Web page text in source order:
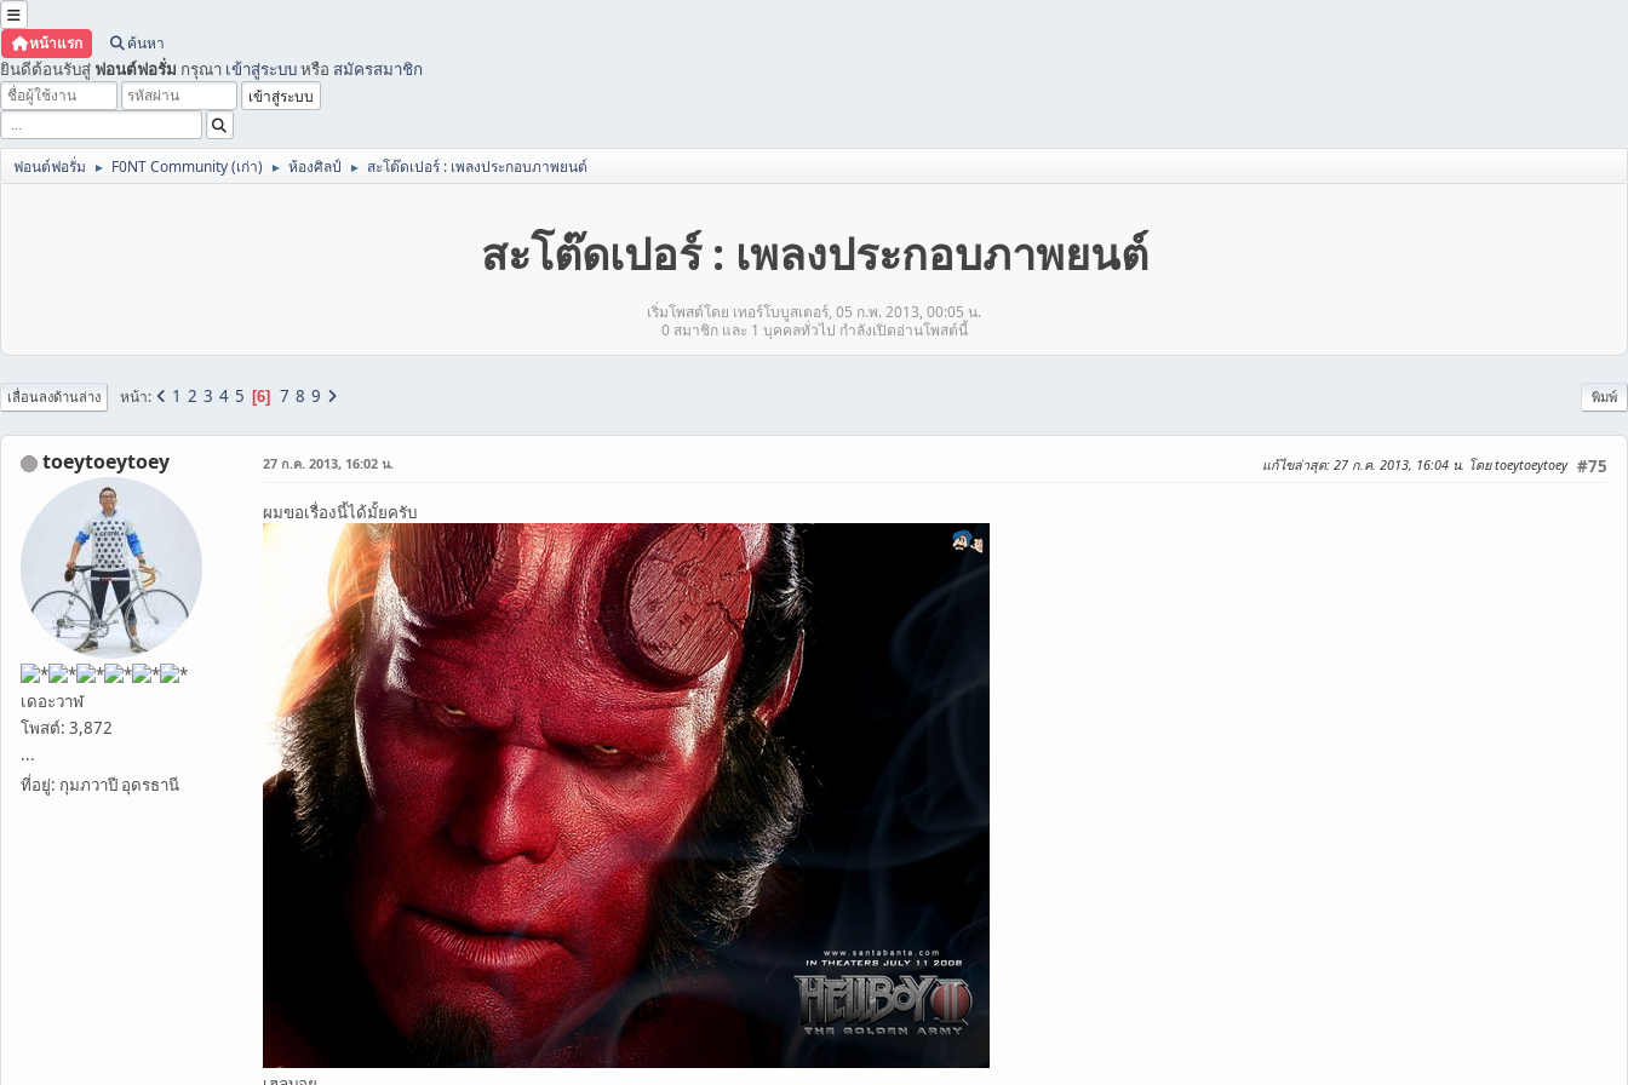
หน้าแรก ค้นหา
ยินดีต้อนรับสู่ ฟอนต์ฟอรั่ม กรุณา เข้าสู่ระบบหรือ สมัครสมาชิก
ฟอนต์ฟอรั่ม ► F0NT Community (เก่า) ► ห้องศิลป์ ► สะโต๊ดเปอร์ : เพลงประกอบภาพยนต์
สะโต๊ดเปอร์ : เพลงประกอบภาพยนต์
เริ่มโพสต์โดย เทอร์โบบูสเตอร์, 05 ก.พ. 2013, 00:05 น.
0 สมาชิก และ 1 บุคคลทั่วไป กำลังเปิดอ่านโพสต์นี้
พิมพ์
เลื่อนลงด้านล่าง หน้า 1 2 3 4 5 6 7 8 9
toeytoeytoey
เดอะวาฬ
โพสต์: 3,872
...
ที่อยู่: กุมภวาปี อุดรธานี
#75
27 ก.ค. 2013, 16:02 น. แก้ไขล่าสุด: 27 ก.ค. 2013, 16:04 น. โดย toeytoeytoey
ผมขอเรื่องนี้ได้มั้ยครับ